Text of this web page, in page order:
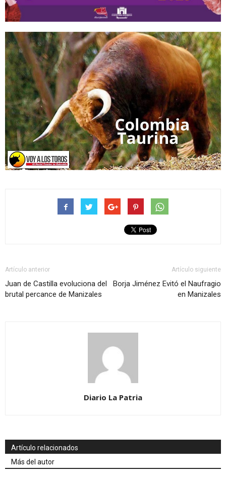
Artículo anterior
Juan de Castilla evoluciona del
brutal percance de Manizales
Artículo siguiente
Borja Jiménez Evitó el Naufragio
en Manizales
Diario La Patria
Artículo relacionados
Más del autor